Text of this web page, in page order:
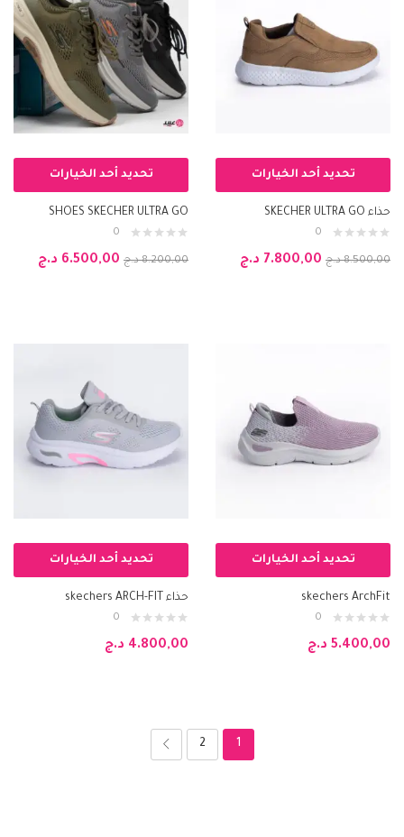
تحديد أحد الخيارات
حذاء SKECHER ULTRA GO
0
8.500,00 د.ج 7.800,00 د.ج
تحديد أحد الخيارات
SHOES SKECHER ULTRA GO
0
8.200,00 د.ج 6.500,00 د.ج
تحديد أحد الخيارات
skechers ArchFit
0
5.400,00 د.ج
تحديد أحد الخيارات
حذاء skechers ARCH-FIT
0
4.800,00 د.ج
1
2